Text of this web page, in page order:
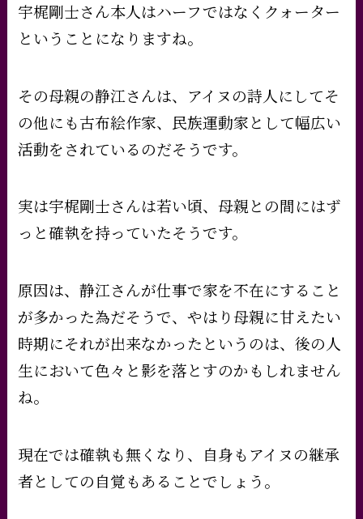
宇梶剛士さん本人はハーフではなくクォーター
ということになりますね。
その母親の静江さんは、アイヌの詩人にしてそ
の他にも古布絵作家、民族運動家として幅広い
活動をされているのだそうです。
実は宇梶剛士さんは若い頃、母親との間にはず
っと確執を持っていたそうです。
原因は、静江さんが仕事で家を不在にすること
が多かった為だそうで、やはり母親に甘えたい
時期にそれが出来なかったというのは、後の人
生において色々と影を落とすのかもしれません
ね。
現在では確執も無くなり、自身もアイヌの継承
者としての自覚もあることでしょう。